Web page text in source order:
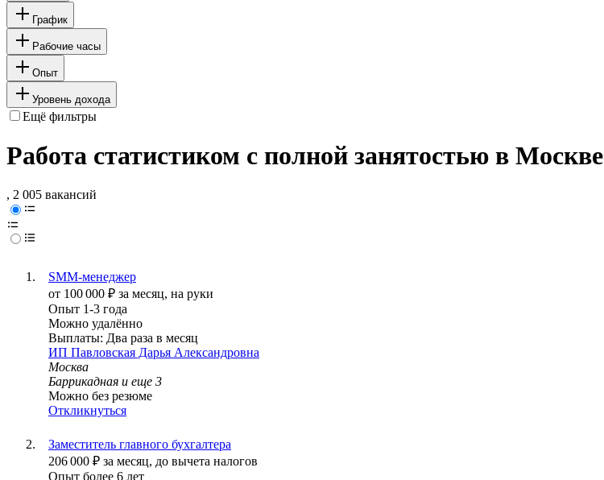
График
Рабочие часы
Опыт
Уровень дохода
Ещё фильтры
Работа статистиком с полной занятостью в Москве
, 2 005 вакансий
SMM-менеджер
от 100 000 ₽ за месяц, на руки
Опыт 1-3 года
Можно удалённо
Выплаты: Два раза в месяц
ИП Павловская Дарья Александровна
Москва
Баррикадная и еще 3
Можно без резюме
Откликнуться
Заместитель главного бухгалтера
206 000 ₽ за месяц, до вычета налогов
Опыт более 6 лет